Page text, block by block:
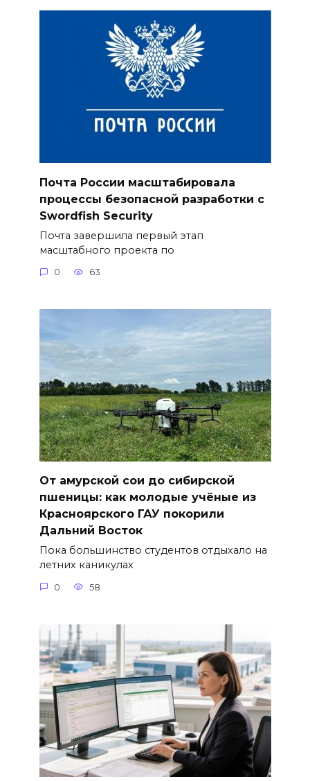
Почта России масштабировала
процессы безопасной разработки с
Swordfish Security
Почта завершила первый этап
масштабного проекта по
0 63
От амурской сои до сибирской
пшеницы: как молодые учёные из
Красноярского ГАУ покорили
Дальний Восток
Пока большинство студентов отдыхало на
летних каникулах
0 58